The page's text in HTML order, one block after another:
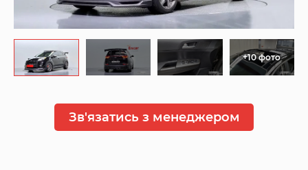
+10 фото
Зв'язатись з менеджером